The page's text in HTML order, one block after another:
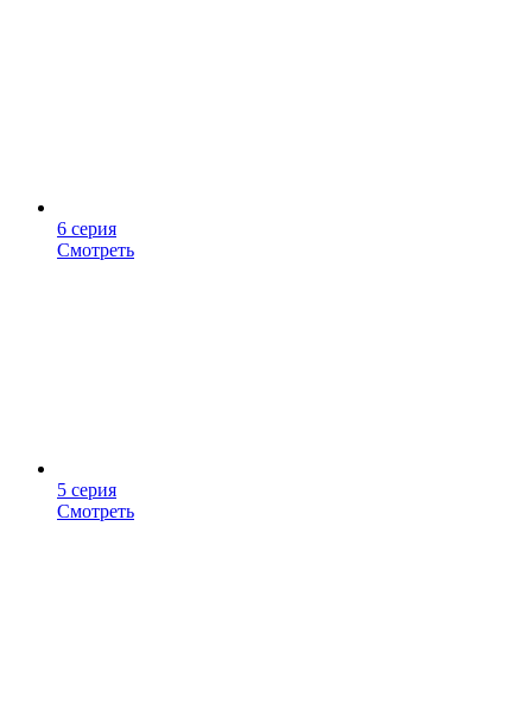
6 серия
Смотреть
5 серия
Смотреть